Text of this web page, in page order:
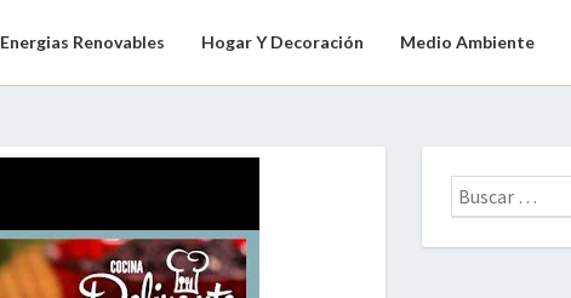
Energias Renovables Hogar Y Decoración Medio Ambiente
Buscar: